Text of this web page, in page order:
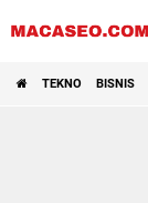
TEKNO BISNIS